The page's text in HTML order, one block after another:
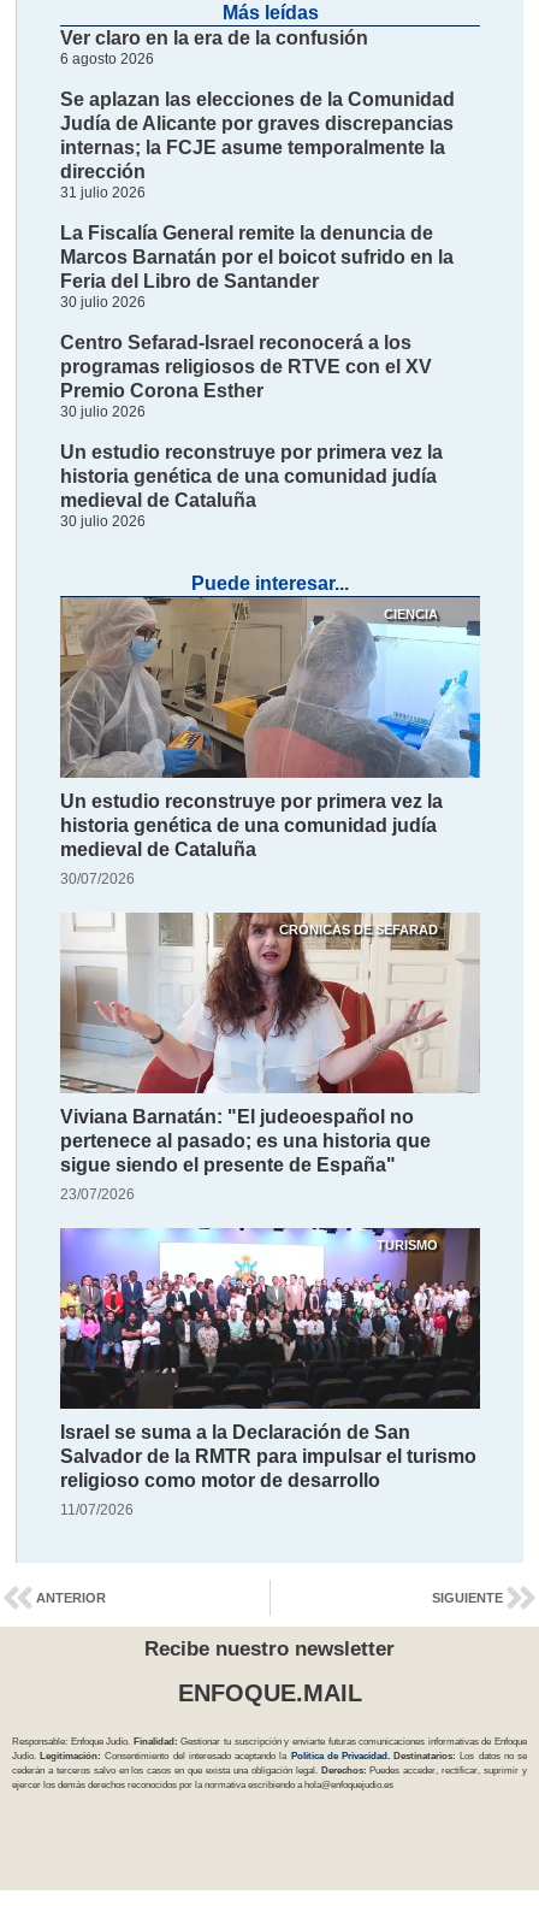
Más leídas
Ver claro en la era de la confusión
6 agosto 2026
Se aplazan las elecciones de la Comunidad
Judía de Alicante por graves discrepancias
internas; la FCJE asume temporalmente la
dirección
31 julio 2026
La Fiscalía General remite la denuncia de
Marcos Barnatán por el boicot sufrido en la
Feria del Libro de Santander
30 julio 2026
Centro Sefarad-Israel reconocerá a los
programas religiosos de RTVE con el XV
Premio Corona Esther
30 julio 2026
Un estudio reconstruye por primera vez la
historia genética de una comunidad judía
medieval de Cataluña
30 julio 2026
Puede interesar...
CIENCIA
Un estudio reconstruye por primera vez la
historia genética de una comunidad judía
medieval de Cataluña
30/07/2026
CRÓNICAS DE SEFARAD
Viviana Barnatán: "El judeoespañol no
pertenece al pasado; es una historia que
sigue siendo el presente de España"
23/07/2026
TURISMO
Israel se suma a la Declaración de San
Salvador de la RMTR para impulsar el turismo
religioso como motor de desarrollo
11/07/2026
ANTERIOR SIGUIENTE
Recibe nuestro newsletter
ENFOQUE.MAIL
Responsable: Enfoque Judío. Finalidad: Gestionar tu suscripción y enviarte futuras comunicaciones informativas de Enfoque
Judío.
Legitimación: Consentimiento del interesado aceptando la Política de Privacidad Destinatarios:
Los datos no se
cederán a terceros salvo en los casos en que exista una obligación legal.
Derechos: Puedes acceder, rectificar, suprimir y
ejercer los demás derechos reconocidos por la normativa escribiendo a hola@enfoquejudio.es